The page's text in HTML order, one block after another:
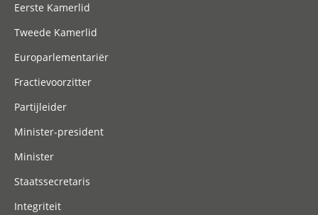
Eerste Kamerlid
Tweede Kamerlid
Europarlementariër
Fractievoorzitter
Partijleider
Minister-president
Minister
Staatssecretaris
Integriteit